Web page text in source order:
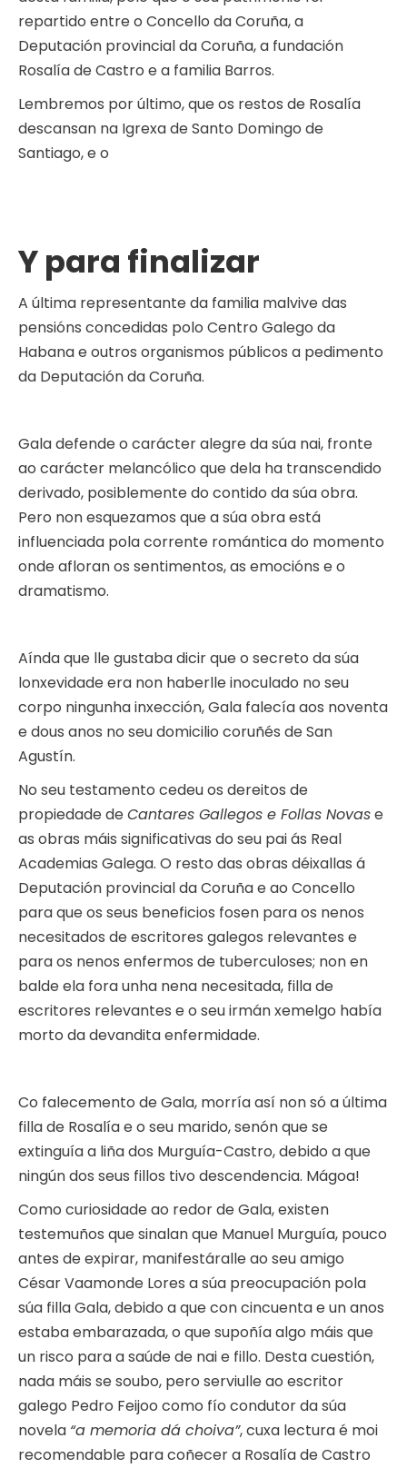
repartido entre o Concello da Coruña, a
Deputación provincial da Coruña, a fundación
Rosalía de Castro e a familia Barros.
Lembremos por último, que os restos de Rosalía
descansan na Igrexa de Santo Domingo de
Santiago, e o
Y para finalizar
A última representante da familia malvive das
pensións concedidas polo Centro Galego da
Habana e outros organismos públicos a pedimento
da Deputación da Coruña.
Gala defende o carácter alegre da súa nai, fronte
ao carácter melancólico que dela ha transcendido
derivado, posiblemente do contido da súa obra.
Pero non esquezamos que a súa obra está
influenciada pola corrente romántica do momento
onde afloran os sentimentos, as emocións e o
dramatismo.
Aínda que lle gustaba dicir que o secreto da súa
lonxevidade era non haberlle inoculado no seu
corpo ningunha inxección, Gala falecía aos noventa
e dous anos no seu domicilio coruñés de San
Agustín.
No seu testamento cedeu os dereitos de
propiedade deCantares Gallegos e Follas Novase
as obras máis significativas do seu pai ás Real
Academias Galega. O resto das obras déixallas á
Deputación provincial da Coruña e ao Concello
para que os seus beneficios fosen para os nenos
necesitados de escritores galegos relevantes e
para os nenos enfermos de tuberculoses; non en
balde ela fora unha nena necesitada, filla de
escritores relevantes e o seu irmán xemelgo había
morto da devandita enfermidade.
Co falecemento de Gala, morría así non só a última
filla de Rosalía e o seu marido, senón que se
extinguía a liña dos Murguía-Castro, debido a que
ningún dos seus fillos tivo descendencia. Mágoa!
Como curiosidade ao redor de Gala, existen
testemuños que sinalan que Manuel Murguía, pouco
antes de expirar, manifestáralle ao seu amigo
César Vaamonde Lores a súa preocupación pola
súa filla Gala, debido a que con cincuenta e un anos
estaba embarazada, o que supoñía algo máis que
un risco para a saúde de nai e fillo. Desta cuestión,
nada máis se soubo, pero serviulle ao escritor
galego Pedro Feijoo como fío condutor da súa
novela “a memoria dá choiva”, cuxa lectura é moi
recomendable para coñecer a Rosalía de Castro